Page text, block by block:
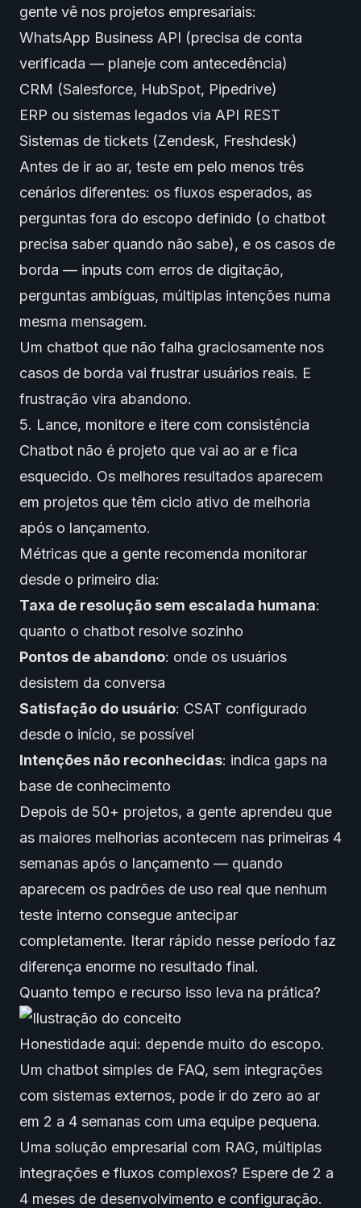
gente vê nos projetos empresariais:
WhatsApp Business API (precisa de conta
verificada — planeje com antecedência)
CRM (Salesforce, HubSpot, Pipedrive)
ERP ou sistemas legados via API REST
Sistemas de tickets (Zendesk, Freshdesk)
Antes de ir ao ar, teste em pelo menos três
cenários diferentes: os fluxos esperados, as
perguntas fora do escopo definido (o chatbot
precisa saber quando não sabe), e os casos de
borda — inputs com erros de digitação,
perguntas ambíguas, múltiplas intenções numa
mesma mensagem.
Um chatbot que não falha graciosamente nos
casos de borda vai frustrar usuários reais. E
frustração vira abandono.
5. Lance, monitore e itere com consistência
Chatbot não é projeto que vai ao ar e fica
esquecido. Os melhores resultados aparecem
em projetos que têm ciclo ativo de melhoria
após o lançamento.
Métricas que a gente recomenda monitorar
desde o primeiro dia:
Taxa de resolução sem escalada humana:
quanto o chatbot resolve sozinho
Pontos de abandono: onde os usuários
desistem da conversa
Satisfação do usuário: CSAT configurado
desde o início, se possível
Intenções não reconhecidas: indica gaps na
base de conhecimento
Depois de 50+ projetos, a gente aprendeu que
as maiores melhorias acontecem nas primeiras 4
semanas após o lançamento — quando
aparecem os padrões de uso real que nenhum
teste interno consegue antecipar
completamente. Iterar rápido nesse período faz
diferença enorme no resultado final.
Quanto tempo e recurso isso leva na prática?
Honestidade aqui: depende muito do escopo.
Um chatbot simples de FAQ, sem integrações
com sistemas externos, pode ir do zero ao ar
em 2 a 4 semanas com uma equipe pequena.
Uma solução empresarial com RAG, múltiplas
integrações e fluxos complexos? Espere de 2 a
4 meses de desenvolvimento e configuração.